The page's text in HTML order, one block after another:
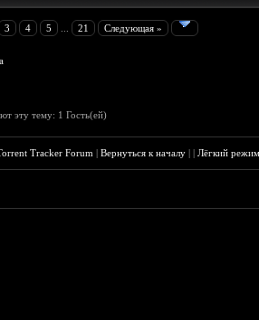
3 4 5 21 Следующая »
эту тему: 1 Гость(ей)
Tracker Forum |Вернуться к началу ||Лёгкий